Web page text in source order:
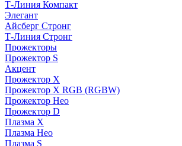
Т-Линия Компакт
Элегант
Айсберг Стронг
Т-Линия Стронг
Прожекторы
Прожектор S
Акцент
Прожектор X
Прожектор Х RGB (RGBW)
Прожектор Нео
Прожектор D
Плазма X
Плазма Нео
Плазма S